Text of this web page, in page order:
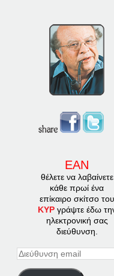
ΕΑΝ
θέλετε να λαβαίνετε
κάθε πρωί ένα
επίκαιρο σκίτσο του
ΚΥΡγράψτε έδω
ηλεκτρονική σας
διεύθυνση.
Διεύθυνση